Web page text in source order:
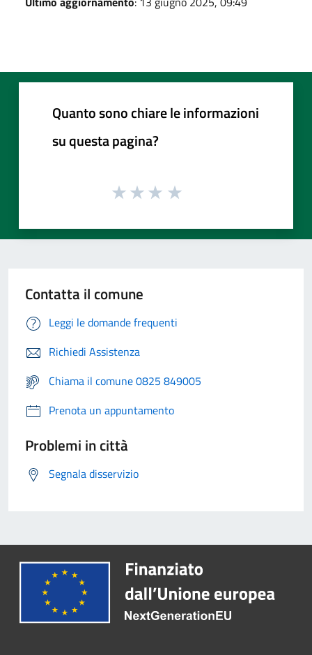
Quanto sono chiare le informazioni
su questa pagina?
Contatta il comune
Leggi le domande frequenti
Richiedi Assistenza
Chiama il comune 0825 849005
Prenota un appuntamento
Problemi in città
Segnala disservizio